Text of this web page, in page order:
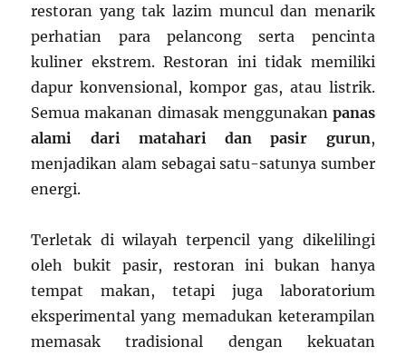
restoran yang tak lazim muncul dan menarik
perhatian para pelancong serta pencinta
kuliner ekstrem. Restoran ini tidak memiliki
dapur konvensional, kompor gas, atau listrik.
Semua makanan dimasak menggunakan panas
alami dari matahari dan pasir gurun,
menjadikan alam sebagai satu-satunya sumber
energi.
Terletak di wilayah terpencil yang dikelilingi
oleh bukit pasir, restoran ini bukan hanya
tempat makan, tetapi juga laboratorium
eksperimental yang memadukan keterampilan
memasak tradisional dengan kekuatan